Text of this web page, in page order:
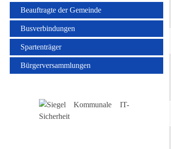
Beauftragte der Gemeinde
Busverbindungen
Spartenträger
Bürgerversammlungen